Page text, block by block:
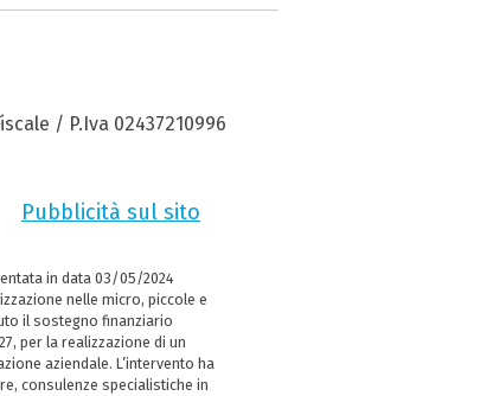
/ P.Iva 02437210996
Pubblicità sul sito
in data 03/05/2024
nelle micro, piccole e
il sostegno finanziario
per la realizzazione di un
aziendale. L’intervento ha
consulenze specialistiche in